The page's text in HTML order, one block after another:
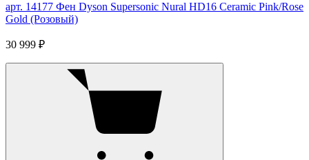
арт. 14177 Фен Dyson Supersonic Nural HD16 Ceramic Pink/Rose
Gold (Розовый)
30 999 ₽